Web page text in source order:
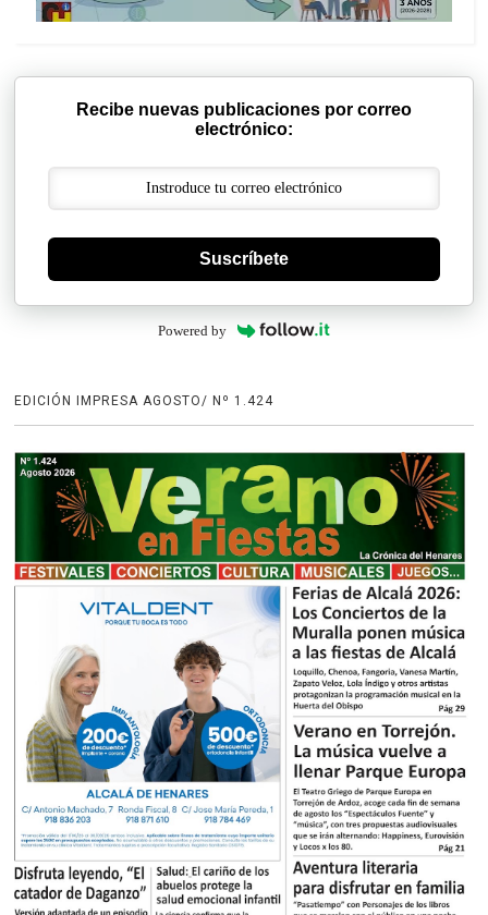
Recibe nuevas publicaciones por correo
electrónico:
Suscríbete
Powered by
EDICIÓN IMPRESA AGOSTO/ Nº 1.424